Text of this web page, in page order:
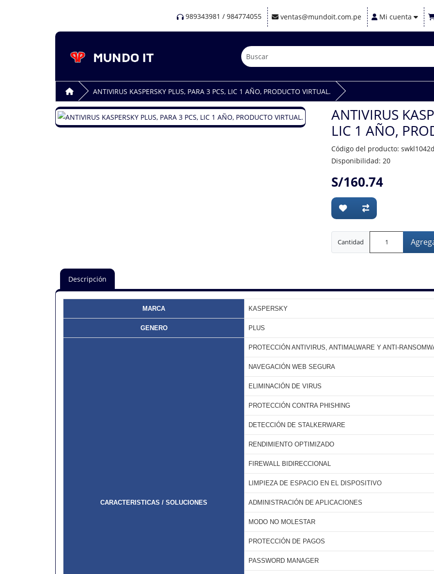
989343981 / 984774055 ventas@mundoit.com.pe Mi cuenta
ANTIVIRUS KASPERSKY PLUS, PARA 3 PCS, LIC 1 AÑO, PRODUCTO VIRTUAL.
ANTIVIRUS
LIC 1 AÑO,
Código del producto:
Disponibilidad: 20
S/160.74
Cantidad
Descripción
MARCA KASPERSKY
GENERO PLUS
CARACTERISTICAS / SOLUCIONES
PROTECCIÓN ANTIVIRUS, ANTIMALWARE Y ANTI-
NAVEGACIÓN WEB SEGURA
ELIMINACIÓN DE VIRUS
PROTECCIÓN CONTRA PHISHING
DETECCIÓN DE STALKERWARE
RENDIMIENTO OPTIMIZADO
FIREWALL BIDIRECCIONAL
LIMPIEZA DE ESPACIO EN EL DISPOSITIVO
ADMINISTRACIÓN DE APLICACIONES
MODO NO MOLESTAR
PROTECCIÓN DE PAGOS
PASSWORD MANAGER